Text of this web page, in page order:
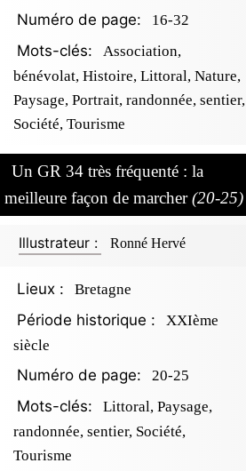
Numéro de page: 16-32
Mots-clés:
Association,
bénévolat, Histoire, Littoral, Nature,
Paysage, Portrait, randonnée, sentier,
Société, Tourisme
Un GR 34 très fréquenté : la
meilleure façon de marcher(20-25)
Illustrateur : Ronné Hervé
Lieux : Bretagne
Période historique :
XXIème
siècle
Numéro de page: 20-25
Mots-clés:
Littoral, Paysage,
randonnée, sentier, Société,
Tourisme